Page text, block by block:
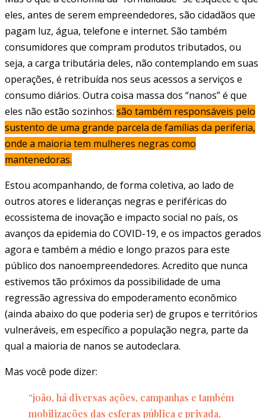
eles, antes de serem empreendedores, são cidadãos que
pagam luz, água, telefone e internet. São também
consumidores que compram produtos tributados, ou
seja, a carga tributária deles, não contemplando em suas
operações, é retribuída nos seus acessos a serviços e
consumo diários. Outra coisa massa dos “nanos” é que
eles não estão sozinhos: são também responsáveis pelo
sustento de uma grande parcela de famílias da periferia,
onde a maioria tem mulheres negras como
mantenedoras.
Estou acompanhando, de forma coletiva, ao lado de
outros atores e lideranças negras e periféricas do
ecossistema de inovação e impacto social no país, os
avanços da epidemia do COVID-19, e os impactos gerados
agora e também a médio e longo prazos para este
público dos nanoempreendedores. Acredito que nunca
estivemos tão próximos da possibilidade de uma
regressão agressiva do empoderamento econômico
(ainda abaixo do que poderia ser) de grupos e territórios
vulneráveis, em específico a população negra, parte da
qual a maioria de nanos se autodeclara.
Mas você pode dizer:
“joão, há diversas ações, campanhas e também
mobilizações das esferas pública e privada,